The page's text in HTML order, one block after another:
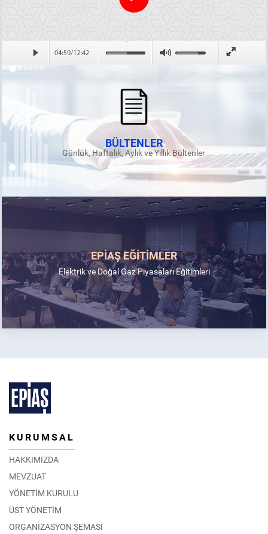
BÜLTENLER
Günlük, Haftalık, Aylık ve Yıllık Bültenler
EPİAŞ EĞİTİMLER
Elektrik ve Doğal Gaz Piyasaları Eğitimleri
KURUMSAL
HAKKIMIZDA
MEVZUAT
YÖNETİM KURULU
ÜST YÖNETİM
ORGANİZASYON ŞEMASI